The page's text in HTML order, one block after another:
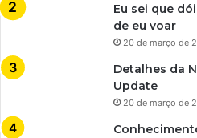
Eu sei que
de eu voar
20 de março de
Detalhes da
Update
20 de março de